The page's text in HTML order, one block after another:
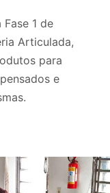
1 de
Articulada,
para
e